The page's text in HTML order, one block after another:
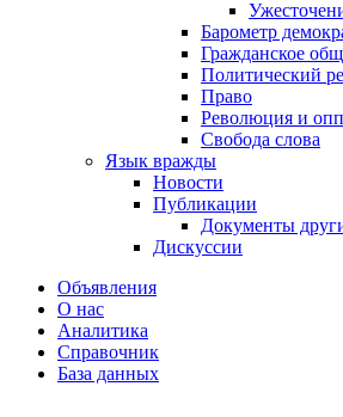
Барометр
Гражданское
Политический
Право
Революция и
Свобода слова
Язык вражды
Новости
Публикации
Документы
Дискуссии
Объявления
О нас
Аналитика
Справочник
База данных